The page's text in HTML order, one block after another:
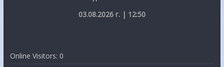
03.08.2026 г. | 12:50
Online Visitors: 0